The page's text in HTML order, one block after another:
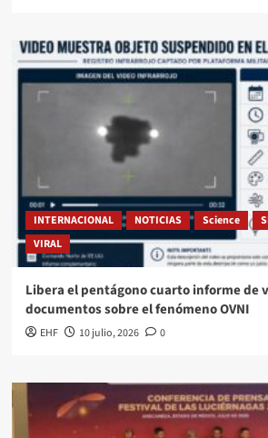
INTERNACIONAL NOTICIAS Science
VIRAL
Libera el pentágono cuarto informe de
documentos sobre el fenómeno OVNI
EHF 10 julio, 2026 0